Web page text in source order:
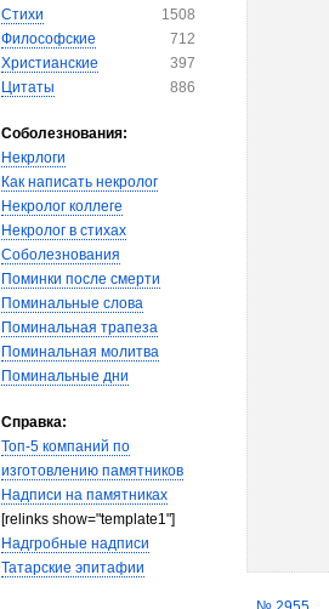
Стихи
1508
Философские
712
Христианские
397
Цитаты
886
Соболезнования:
Некрлоги
Как написать некролог
Некролог коллеге
Некролог в стихах
Соболезнования
Поминки после смерти
Поминальные слова
Поминальная трапеза
Поминальная молитва
Поминальные дни
Справка:
Топ-5 компаний по
изготовлению памятников
Надписи на памятниках
[relinks show="template1"]
Надгробные надписи
Татарские эпитафии